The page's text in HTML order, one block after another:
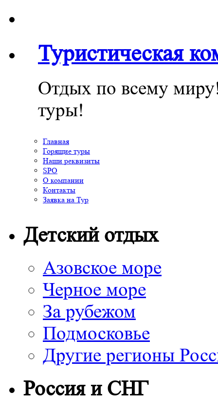
Туристическая
Отдых по всему
туры!
Главная
Горящие туры
Наши реквизиты
SPO
О компании
Контакты
Заявка на Тур
Детский отдых
Азовское море
Черное море
За рубежом
Подмосковье
Другие регионы
Россия и СНГ